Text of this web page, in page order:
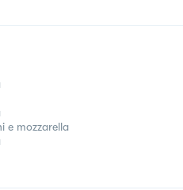
e mozzarella